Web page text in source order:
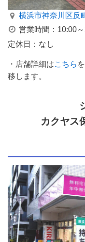
横浜市神奈川区反
営業時間：10:00
定休日：なし
・店舗詳細はこちら
移します。
カクヤス